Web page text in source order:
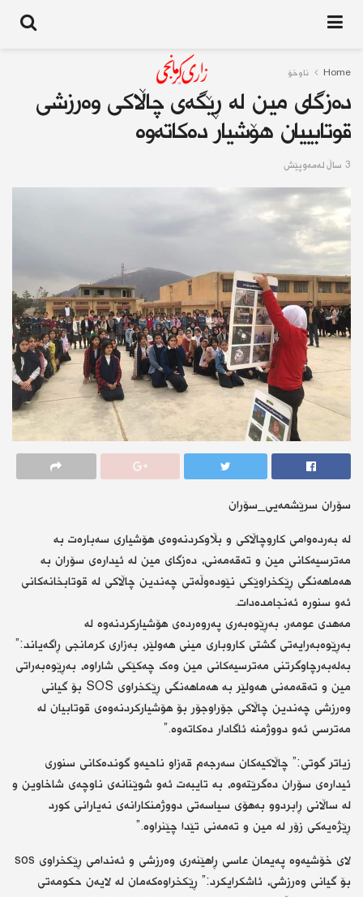
Home ناوخۆ
دەزگای مین لە ڕێگەی چاڵاکی وەرزشی
قوتابييان هۆشیار دەکاتەوە
3 ساڵ له‌مه‌وپێش
سۆران سرێشمەیی_سۆران
لە بەردەوامی کاروچاڵاکی و بڵاوکردنەوەی هۆشیاری سەبارەت بە
مەترسیەکانی مین و تەقەمەنی، دەزگای مین لە ئیدارەی سۆران بە
هەماهەنگی ڕێکخراوێکی نێودەوڵەتی چەندین چاڵاکی لە قوتابخانەکانی
ئەو سنورە ئەنجامدەدات.
مەهدی عومەر، بەڕێوەبەری پەروەردەی هۆشیارکردنەوە لە
بەڕێوەبەرایەتی گشتی کاروباری مینی هەولێر، بەزاری کرمانجی ڕاگەیاند:”
بەلەبەرچاوگرتنی مەترسیەکانی مین وەک چەکێکی شاراوە، بەڕێوەبەراتی
مین و تەقەمەنی هەولێر بە هەماهەنگی ڕێکخراوی SOS بۆ گیانی
وەرزشی چەندین چاڵاکی جۆراوجۆر بۆ هۆشیارکردنەوەی قوتابیان لە
مەترسی ئەو دووژمنە ئاگادار دەکاتەوە.”
زیاتر گوتی:” چاڵاکیەکان سەرجەم قەزاو ناحیەو گوندەکانی سنوری
ئیدارەی سۆران دەگرێتەوە، بە تایبەت ئەو شوێنانەی ناوچەی شاخاوین و
لە ساڵانی ڕابردوو بەهۆی سیاسەتی دووژمنکارانەی نەیارانی کورد
ڕێژەیەکی زۆر لە مین و تەمەنی تێدا چێنراوە.”
لای خۆشیەوە پەیمان عاسی ڕاهێنەری وەرزشی و ئەندامی ڕێکخراوی sos
بۆ گیانی وەرزشی، ئاشکرایکرد:” ڕێکخراوەکەمان لە لایەن حکومەتی